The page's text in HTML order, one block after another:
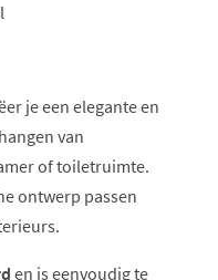
je een elegante en
van
of toiletruimte.
ontwerp passen
en is eenvoudig te